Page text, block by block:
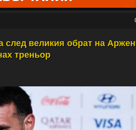
след великия обрат на
треньор